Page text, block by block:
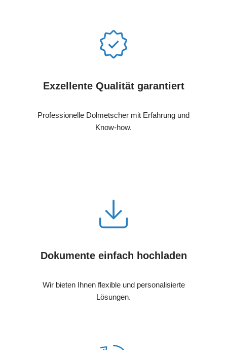
Exzellente Qualität garantiert
Professionelle Dolmetscher mit Erfahrung und
Know-how.
Dokumente einfach hochladen
Wir bieten Ihnen flexible und personalisierte
Lösungen.